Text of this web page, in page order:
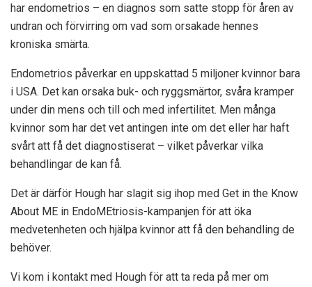
har endometrios – en diagnos som satte stopp för åren av
undran och förvirring om vad som orsakade hennes
kroniska smärta.
Endometrios påverkar en uppskattad 5 miljoner kvinnor bara
i USA. Det kan orsaka buk- och ryggsmärtor, svåra kramper
under din mens och till och med infertilitet. Men många
kvinnor som har det vet antingen inte om det eller har haft
svårt att få det diagnostiserat – vilket påverkar vilka
behandlingar de kan få.
Det är därför Hough har slagit sig ihop med Get in the Know
About ME in EndoMEtriosis-kampanjen för att öka
medvetenheten och hjälpa kvinnor att få den behandling de
behöver.
Vi kom i kontakt med Hough för att ta reda på mer om